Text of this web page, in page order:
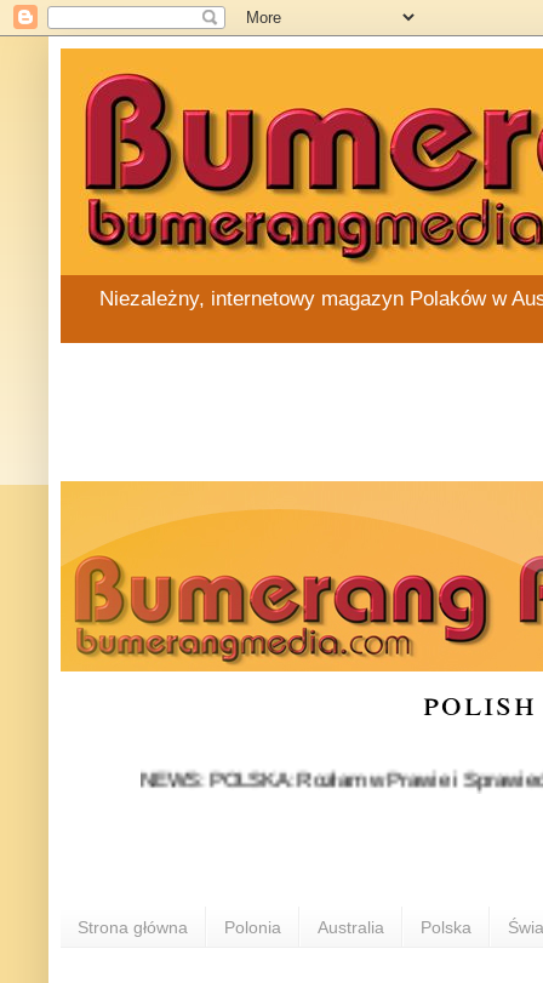
Niezależny, internetowy magazyn Polaków w
NEWS: POLSKA: Rozłam w Prawie i
Strona główna Polonia Australia Polska